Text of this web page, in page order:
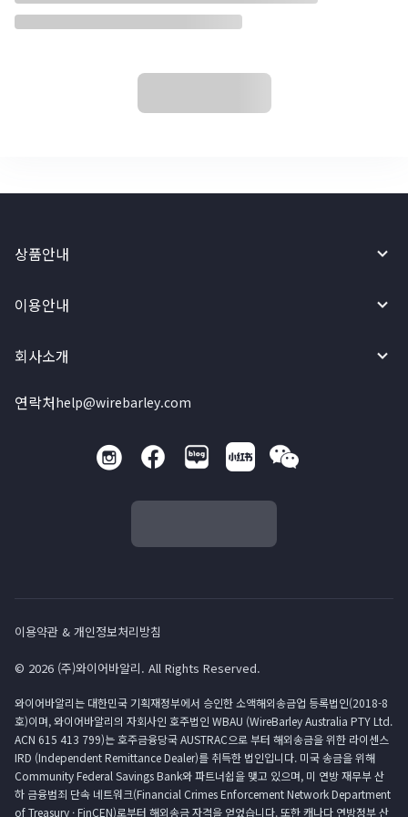
상품안내
이용안내
회사소개
연락처help@wirebarley.com
이용약관 & 개인정보처리방침
© 2026 (주)와이어바알리. All Rights Reserved.
와이어바알리는 대한민국 기획재정부에서 승인한 소액해외송금업 등록법인(2018-8
호)이며, 와이어바알리의 자회사인 호주법인 WBAU (WireBarley Australia PTY Ltd.
ACN 615 413 799)는 호주금융당국 AUSTRAC으로 부터 해외송금을 위한 라이센스
IRD (Independent Remittance Dealer)를 취득한 법인입니다. 미국 송금을 위해
Community Federal Savings Bank와 파트너쉽을 맺고 있으며, 미 연방 재무부 산
하 금융범죄 단속 네트워크(Financial Crimes Enforcement Network Department
of Treasury · FinCEN)로부터 해외송금 자격을 얻었습니다. 또한 캐나다 연방정부 산